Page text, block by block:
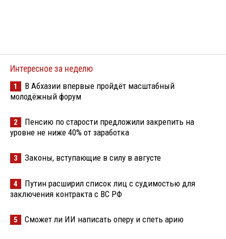
Интересное за неделю
1
В Абхазии впервые пройдёт масштабный
молодёжный форум
2
Пенсию по старости предложили закрепить на
уровне не ниже 40% от заработка
3 Законы, вступающие в силу в августе
4
Путин расширил список лиц с судимостью для
заключения контракта с ВС РФ
5 Сможет ли ИИ написать оперу и спеть арию